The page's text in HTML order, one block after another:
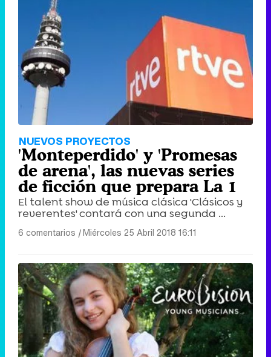
Tráiler de '33 días', la nueva serie de Atresplayer con Julián Villagrán y José Manuel Poga
Tráiler de la tercera temporada de 'The Walking Dead: Dead City' de AMC+
Canción ganadora de Eurovisión 2026: DARA con "Bangaranga" por Bulgaria
NUEVOS PROYECTOS
'Monteperdido' y 'Promesas
de arena', las nuevas series
de ficción que prepara La 1
El talent show de música clásica 'Clásicos y
reverentes' contará con una segunda ...
6 comentarios |Miércoles 25 Abril 2018 16:11